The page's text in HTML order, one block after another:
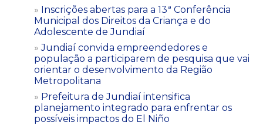
Inscrições abertas para a 13ª Conferência
Municipal dos Direitos da Criança e do
Adolescente de Jundiaí
Jundiaí convida empreendedores e
população a participarem de pesquisa que vai
orientar o desenvolvimento da Região
Metropolitana
Prefeitura de Jundiaí intensifica
planejamento integrado para enfrentar os
possíveis impactos do El Niño